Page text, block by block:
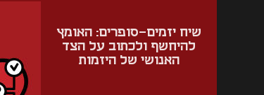
שיח יזמים-סופרים: האומץ
להיחשף ולכתוב על הצד
האנושי של היזמות